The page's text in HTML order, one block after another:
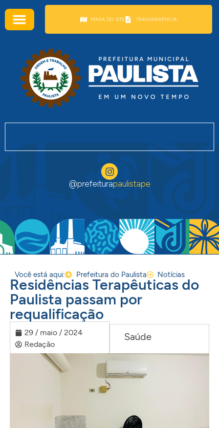
MAPA DO SITE TRANSPARÊNCIA
@prefeiturapaulistape
Você está aqui: Prefeitura do Paulista Notícias
Residências Terapêuticas do
Paulista passam por
requalificação
29 / maio / 2024
Redação
Saúde